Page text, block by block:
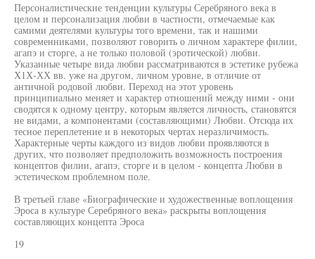
Персоналистические тенденции культуры Серебряного века в
целом и персонализация любви в частности, отмечаемые как
самими деятелями культуры того времени, так и нашими
современниками, позволяют говорить о личном характере филии,
агапэ и сторге, а не только половой (эротической) любви.
Указанные четыре вида любви рассматриваются в эстетике рубежа
Х1Х-ХХ вв. уже на другом, личном уровне, в отличие от
античной родовой любви. Переход на этот уровень
принципиально меняет и характер отношений между ними - они
сводятся к одному центру, которым является личность, становятся
не видами, а компонентами (составляющими) Любви. Отсюда их
тесное переплетение и в некоторых чертах неразличимость.
Характерные черты каждого из видов любви проявляются в
других, что позволяет предположить возможность построения
концептов филии, агапэ, сторге и в целом - концепта Любви в
эстетическом проблемном поле.
В третьей главе «Биографические и художественные воплощения
Эроса в культуре Серебряного века» раскрыты воплощения
составляющих концепта Эроса
19